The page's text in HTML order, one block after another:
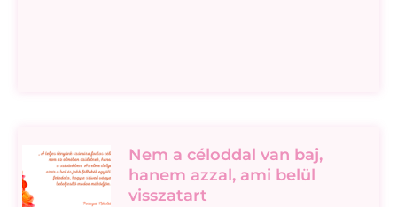
Nem a céloddal van baj,
hanem azzal, ami belül
visszatart